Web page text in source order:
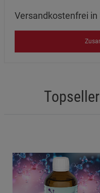
Versandkostenfrei in